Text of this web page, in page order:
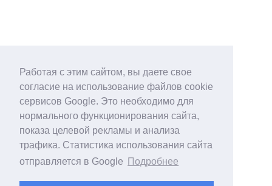
Работая с этим сайтом, вы даете свое
согласие на использование файлов cookie
сервисов Google. Это необходимо для
нормального функционирования сайта,
показа целевой рекламы и анализа
трафика. Статистика использования сайта
отправляется в Google
Подробнее